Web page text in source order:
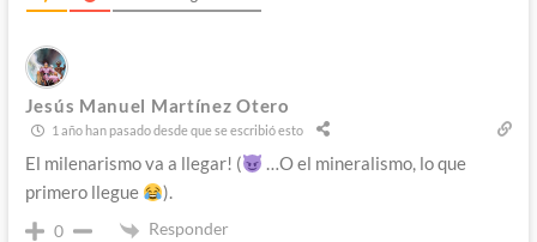
Jesús Manuel Martínez Otero
1 año han pasado desde que se escribió esto
El milenarismo va a llegar! (
…O el mineralismo, lo que
primero llegue
).
0 Responder